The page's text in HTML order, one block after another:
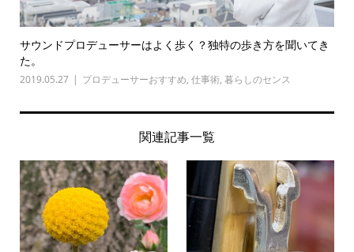
サウンドプロデューサーはよく歩く？独特の歩き方を聞いてき
た。
2019.05.27 プロデューサーおすすめ, 仕事術, 暮らしのセンス
関連記事一覧